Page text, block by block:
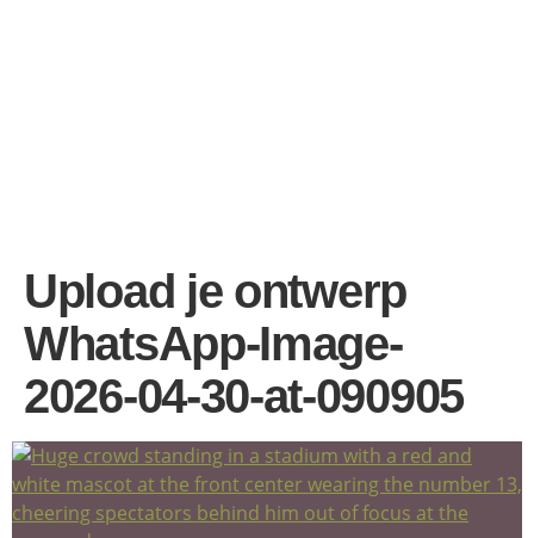
Upload je ontwerp
WhatsApp-Image-
2026-04-30-at-090905